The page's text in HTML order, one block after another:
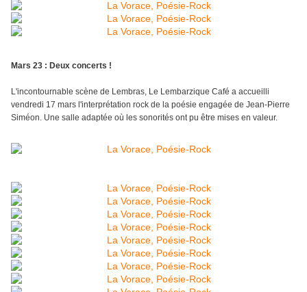
Mars 23 : Deux concerts !
L'incontournable scène de Lembras, Le Lembarzique Café a accueilli
vendredi 17 mars l'interprétation rock de la poésie engagée de Jean-Pierre
Siméon. Une salle adaptée où les sonorités ont pu être mises en valeur.